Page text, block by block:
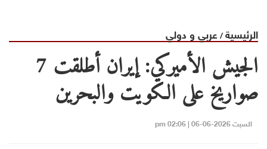
الرئيسية/ عربي و دولي
الجيش الأميركي: إيران أطلقت 7
صواريخ على الكويت والبحرين
السبت 2026-06-06 | 02:06 pm